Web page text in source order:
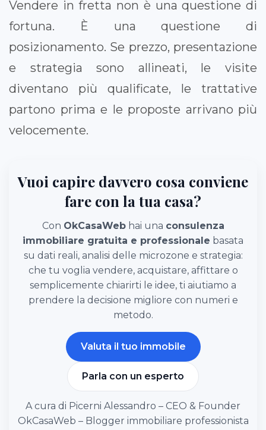
Vendere in fretta non è una questione di
fortuna. È una questione di
posizionamento. Se prezzo, presentazione
e strategia sono allineati, le visite
diventano più qualificate, le trattative
partono prima e le proposte arrivano più
velocemente.
Vuoi capire davvero cosa conviene
fare con la tua casa?
Con OkCasaWebhai una consulenza
immobiliare gratuita e professionale basata
su dati reali, analisi delle microzone e strategia:
che tu voglia vendere, acquistare, affittare o
semplicemente chiarirti le idee, ti aiutiamo a
prendere la decisione migliore con numeri e
metodo.
Valuta il tuo immobile
Parla con un esperto
A cura di Picerni Alessandro – CEO & Founder
OkCasaWeb – Blogger immobiliare professionista